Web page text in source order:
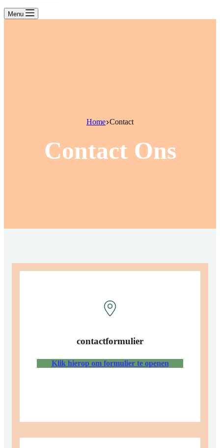
Menu
Home Contact
Contact Ons
contactformulier
Klik hierop om formulier te openen